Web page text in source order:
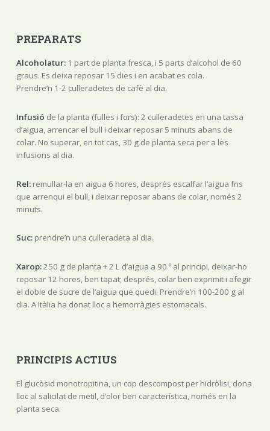
PREPARATS
Alcoholatur:1 part de planta fresca, i 5 parts d’alcohol de 60
graus. Es deixa reposar 15 dies i en acabat es cola.
Prendre’n 1-2 culleradetes de cafè al dia.
Infusió de la planta (fulles i fors): 2 culleradetes en una tassa
d’aigua, arrencar el bull i deixar reposar 5 minuts abans de
colar. No superar, en tot cas, 30 g de planta seca per a les
infusions al dia.
Rel:remullar-la en aigua 6 hores, després escalfar l’aigua fns
que arrenqui el bull, i deixar reposar abans de colar, només 2
minuts.
Suc:prendre’n una culleradeta al dia.
Xarop:250 g de planta + 2 L d’aigua a 90 º al principi, deixar-ho
reposar 12 hores, ben tapat; després, colar ben exprimit i afegir
el doble de sucre de l’aigua que quedi. Prendre’n 100-200 g al
dia. A Itàlia ha donat lloc a hemorràgies estomacals.
PRINCIPIS ACTIUS
El glucòsid monotropitina, un cop descompost per hidròlisi, dona
lloc al salicilat de metil, d’olor ben característica, només en la
planta seca.